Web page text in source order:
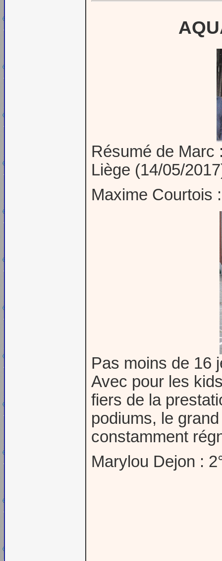
Résumé de Marc
Liège (14/05/
Maxime Courtois
Pas moins de 16
Avec pour les
fiers de la
podiums, le
constamment
Marylou Dejon :